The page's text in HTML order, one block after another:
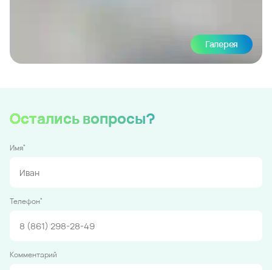
Галерея
Остались вопросы?
Имя*
Телефон*
Комментарий